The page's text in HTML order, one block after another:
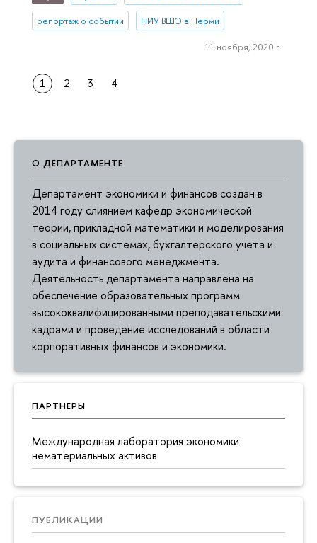
О ДЕПАРТАМЕНТЕ
Департамент экономики и финансов создан в
2014 году слиянием кафедр экономической
теории, прикладной математики и моделирования
в социальных системах, бухгалтерского учета и
аудита и финансового менеджмента.
Деятельность департамента направлена на
обеспечение образовательных программ
высококвалифицированными преподавательскими
кадрами и проведение исследований в области
корпоративных финансов и экономики.
ПАРТНЕРЫ
Международная лаборатория экономики
нематериальных активов
ПУБЛИКАЦИИ
репортаж о событии НИУ ВШЭ в Перми
11 ноября, 2020 г.
1 2 3 4